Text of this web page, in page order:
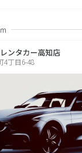
ンタカー高知店
4丁目6-48